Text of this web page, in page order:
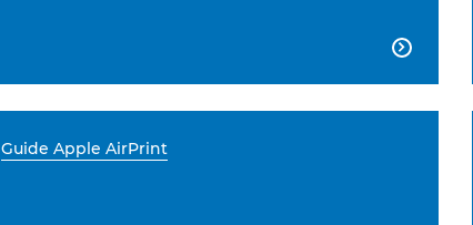

Guide Apple AirPrint